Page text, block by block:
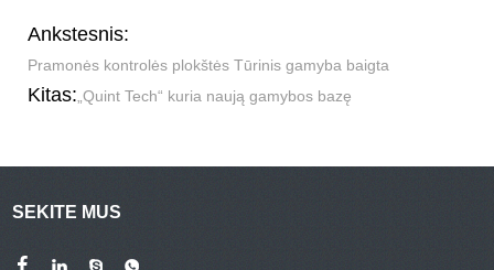
Ankstesnis:
Pramonės kontrolės plokštės Tūrinis gamyba baigta
Kitas:„Quint Tech“ kuria naują gamybos bazę
SEKITE MUS